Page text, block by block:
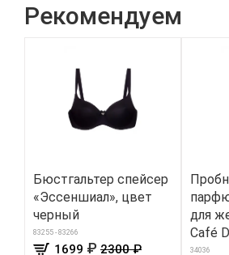
Рекомендуем
Бюстгальтер спейсер
«Эссеншиал», цвет
черный
83255 - 83266
1699 ₽ 2300 ₽
для
Café
34036